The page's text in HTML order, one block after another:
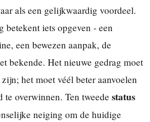
als een gelijkwaardig voordeel.
betekent iets opgeven - een
een bewezen aanpak, de
bekende. Het nieuwe gedrag moet
het moet véél beter aanvoelen
te overwinnen. Ten tweede status
neiging om de huidige